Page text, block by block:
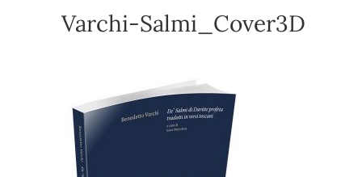
Varchi-Salmi_Cover3D